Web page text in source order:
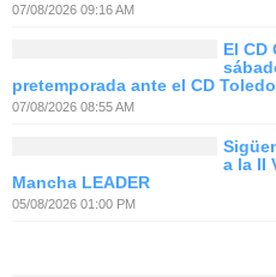
07/08/2026 09:16 AM
El CD
pretemporada ante el CD Toledo
07/08/2026 08:55 AM
a la II
Mancha LEADER
05/08/2026 01:00 PM